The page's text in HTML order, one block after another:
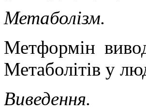
Метаболізм.
Метформін
Метаболітів у
Виведення.